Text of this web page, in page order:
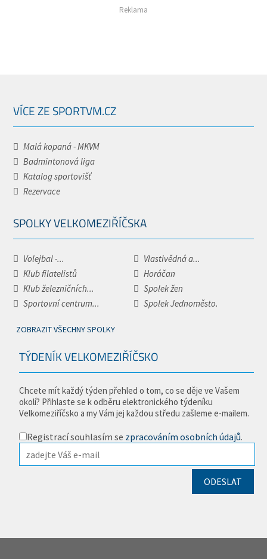
Reklama
VÍCE ZE SPORTVM.CZ
Malá kopaná - MKVM
Badmintonová liga
Katalog sportovišť
Rezervace
SPOLKY VELKOMEZIŘÍČSKA
Volejbal -...
Vlastivědná a...
Klub filatelistů
Horáčan
Klub železničních...
Spolek žen
Sportovní centrum...
Spolek Jednoměsto.
ZOBRAZIT VŠECHNY SPOLKY
TÝDENÍK VELKOMEZIŘÍČSKO
Chcete mít každý týden přehled o tom, co se děje ve Vašem
okolí? Přihlaste se k odběru elektronického týdeníku
Velkomeziříčsko a my Vám jej každou středu zašleme e-mailem.
Registrací souhlasím se zpracováním osobních údajů.